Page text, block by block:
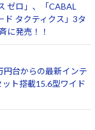
ゼロ」、「CABAL
ド タクティクス」3タ
に発売！！
台からの最新インテ
ト搭載15.6型ワイド